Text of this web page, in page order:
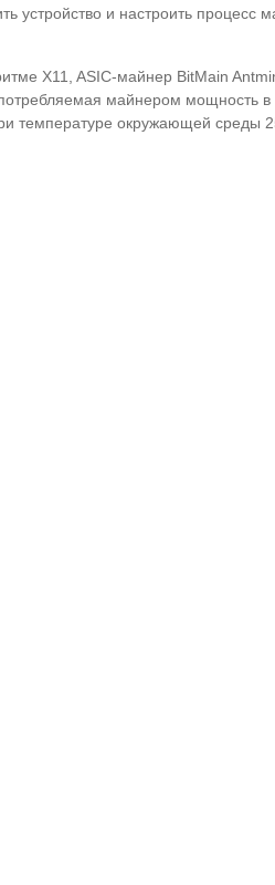
устройство и настроить процесс
X11, ASIC-майнер BitMain
майнером мощность
температуре окружающей среды